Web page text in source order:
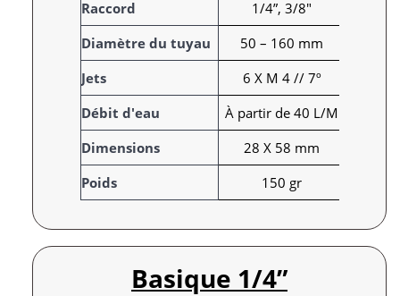
t
r
i
b
u
t
s
V
a
l
e
u
r
Raccord
1/4”, 3/8"
Diamètre du tuyau
50 – 160 mm
Jets
6 X M 4 // 7º
Débit d'eau
À partir de 40 L/M
Dimensions
28 X 58 mm
Poids
150 gr
Basique 1/4”